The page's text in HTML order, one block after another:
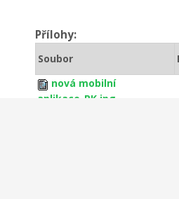
Přílohy:
Soubor
nová mobilní
aplikace_PK.jpg